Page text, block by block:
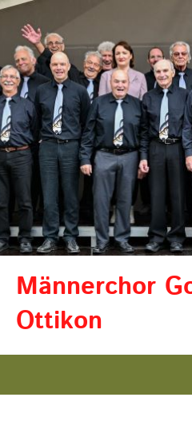
Männerchor
Ottikon